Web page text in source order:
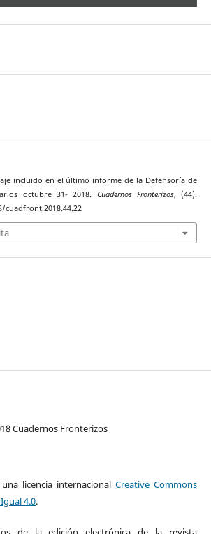
incluido en el último informe de la Defensoría de
octubre 31- 2018. Cuadernos Fronterizos, (44).
Cuadernos Fronterizos
licencia internacional Creative Commons
4.0.